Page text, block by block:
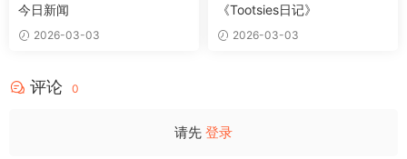
今日新闻
2026-03-03
《Tootsies日记》
2026-03-03
评论 0
请先 登录